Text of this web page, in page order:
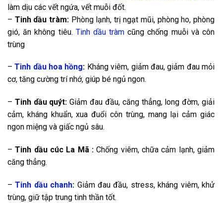
làm dịu các vết ngứa, vết muỗi đốt.
– Tinh dầu tràm: Phòng lạnh, trị ngạt mũi, phòng ho, phòng
gió, ăn không tiêu. Tinh dầu tràm cũng chống muỗi và côn
trùng
– Tinh dầu hoa hồng: Kháng viêm, giảm đau, giảm đau mỏi
cơ, tăng cường trí nhớ, giúp bé ngủ ngon.
– Tinh dầu quýt: Giảm đau đầu, căng thẳng, long đờm, giải
cảm, kháng khuẩn, xua đuổi côn trùng, mang lại cảm giác
ngon miệng và giấc ngủ sâu.
–Tinh dầu cúc La Mã : Chống viêm, chữa cảm lạnh, giảm
căng thẳng.
–Tinh dầu chanh: Giảm đau đầu, stress, kháng viêm, khử
trùng, giữ tập trung tinh thần tốt.